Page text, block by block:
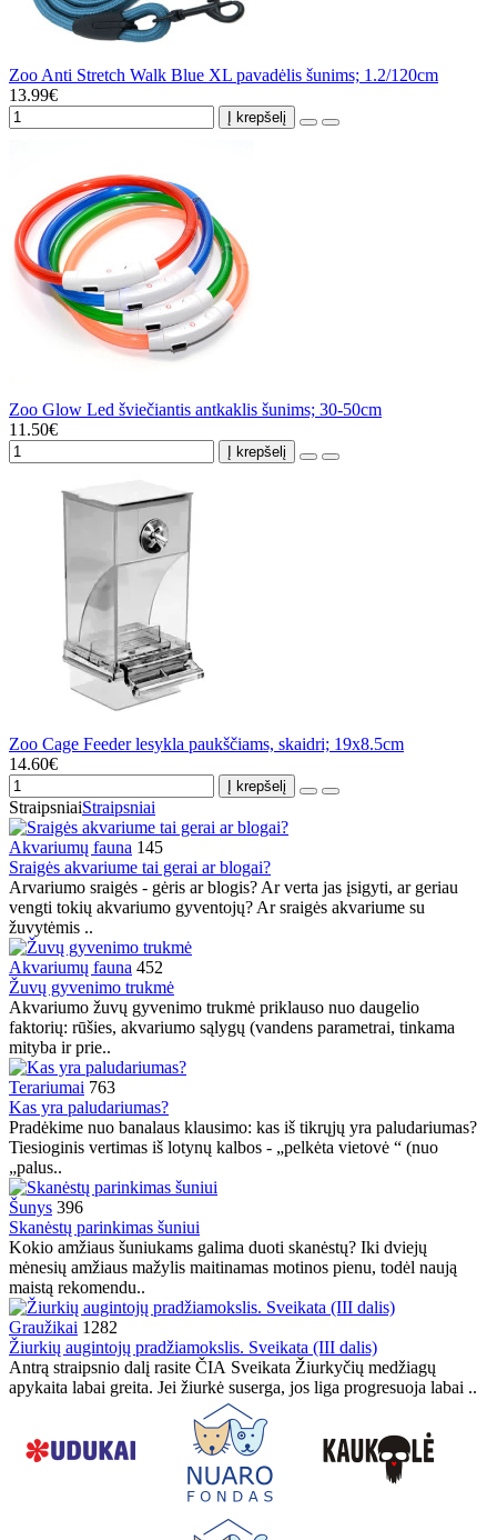
Zoo Anti Stretch Walk Blue XL pavadėlis šunims; 1.2/120cm
13.99€
Į krepšelį
Zoo Glow Led šviečiantis antkaklis šunims; 30-50cm
11.50€
Į krepšelį
Zoo Cage Feeder lesykla paukščiams, skaidri; 19x8.5cm
14.60€
Į krepšelį
StraipsniaiStraipsniai
Akvariumų fauna 145
Sraigės akvariume tai gerai ar blogai?
Arvariumo sraigės - gėris ar blogis? Ar verta jas įsigyti, ar geriau
vengti tokių akvariumo gyventojų? Ar sraigės akvariume su
žuvytėmis ..
Akvariumų fauna 452
Žuvų gyvenimo trukmė
Akvariumo žuvų gyvenimo trukmė priklauso nuo daugelio
faktorių: rūšies, akvariumo sąlygų (vandens parametrai, tinkama
mityba ir prie..
Terariumai 763
Kas yra paludariumas?
Pradėkime nuo banalaus klausimo: kas iš tikrųjų yra paludariumas?
Tiesioginis vertimas iš lotynų kalbos - „pelkėta vietovė “ (nuo
„palus..
Šunys 396
Skanėstų parinkimas šuniui
Kokio amžiaus šuniukams galima duoti skanėstų? Iki dviejų
mėnesių amžiaus mažylis maitinamas motinos pienu, todėl naują
maistą rekomendu..
Graužikai 1282
Žiurkių augintojų pradžiamokslis. Sveikata (III dalis)
Antrą straipsnio dalį rasite ČIA Sveikata Žiurkyčių medžiagų
apykaita labai greita. Jei žiurkė suserga, jos liga progresuoja labai ..